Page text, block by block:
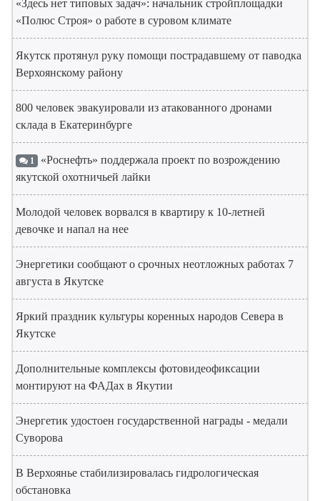
«Здесь нет типовых задач»: начальник стройплощадки
«Полюс Строя» о работе в суровом климате
Якутск протянул руку помощи пострадавшему от паводка
Верхоянскому району
800 человек эвакуировали из атакованного дронами
склада в Екатеринбурге
1 «Роснефть» поддержала проект по возрождению
якутской охотничьей лайки
Молодой человек ворвался в квартиру к 10-летней
девочке и напал на нее
Энергетики сообщают о срочных неотложных работах 7
августа в Якутске
Яркий праздник культуры коренных народов Севера в
Якутске
Дополнительные комплексы фотовидеофиксации
монтируют на ФАДах в Якутии
Энергетик удостоен государственной награды - медали
Суворова
В Верхоянье стабилизировалась гидрологическая
обстановка